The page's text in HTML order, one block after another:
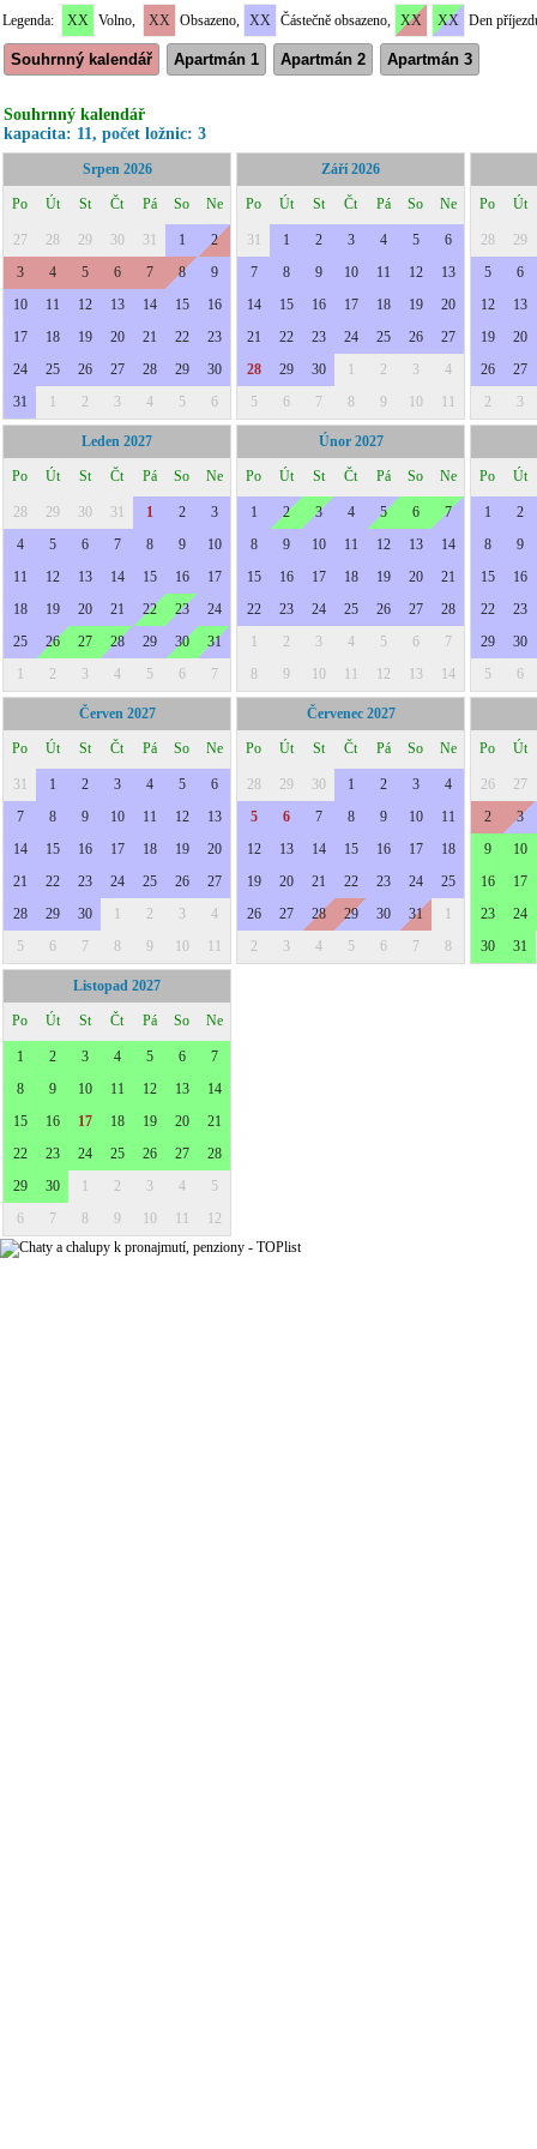
Legenda: XX Volno, XX Obsazeno, XX Částečně obsazeno, XX XX Den
Souhrnný kalendář Apartmán 1 Apartmán 2 Apartmán 3
Souhrnný kalendář
kapacita: 11, počet ložnic: 3
Srpen 2026
Po Út St Čt Pá So Ne
27 28 29 30 31 1
2
3
4 5 6 7 8
9
10
11 12 13 14 15
16
17
18 19 20 21 22
23
24
25 26 27 28 29
30
31
1 2 3 4 5 6
Září 2026
Po Út St Čt Pá So Ne
31 1 2 3 4 5
6
7
8 9 10 11 12
13
14
15 16 17 18 19
20
21
22 23 24 25 26
27
28
29 30 1 2 3
4
5
6 7 8 9 10 11
Po Út
28
29
5
6
12
13
19
20
26
27
2
3
Leden 2027
Po Út St Čt Pá So Ne
28 29 30 31 1 2
3
4
5 6 7 8 9
10
11
12 13 14 15 16
17
18
19 20 21 22 23
24
25
26 27 28 29 30
31
1
2 3 4 5 6 7
Únor 2027
Po Út St Čt Pá So Ne
1 2 3 4 5 6
7
8
9 10 11 12 13
14
15
16 17 18 19 20
21
22
23 24 25 26 27
28
1
2 3 4 5 6
7
8
9 10 11 12 13 14
Po Út
1
2
8
9
15
16
22
23
29
30
5
6
Červen 2027
Po Út St Čt Pá So Ne
31 1 2 3 4 5
6
7
8 9 10 11 12
13
14
15 16 17 18 19
20
21
22 23 24 25 26
27
28
29 30 1 2 3
4
5
6 7 8 9 10 11
Červenec 2027
Po Út St Čt Pá So Ne
28 29 30 1 2 3
4
5
6 7 8 9 10
11
12
13 14 15 16 17
18
19
20 21 22 23 24
25
26
27 28 29 30 31
1
2
3 4 5 6 7 8
Po Út
26
27
2
3
9
10
16
17
23
24
30
31
Listopad 2027
Po Út St Čt Pá So Ne
1 2 3 4 5 6
7
8
9 10 11 12 13
14
15
16 17 18 19 20
21
22
23 24 25 26 27
28
29
30 1 2 3 4
5
6
7 8 9 10 11 12